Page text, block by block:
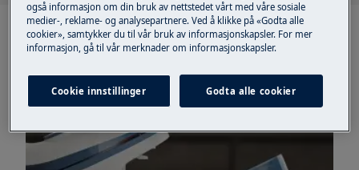
også informasjon om din bruk av nettstedet vårt med våre sosiale
medier-, reklame- og analysepartnere. Ved å klikke på «Godta alle
cookier», samtykker du til vår bruk av informasjonskapsler. For mer
informasjon, gå til vår merknader om informasjonskapsler.
Cookie innstillinger Godta alle cookier